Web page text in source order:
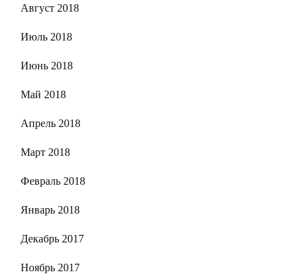
Август 2018
Июль 2018
Июнь 2018
Май 2018
Апрель 2018
Март 2018
Февраль 2018
Январь 2018
Декабрь 2017
Ноябрь 2017